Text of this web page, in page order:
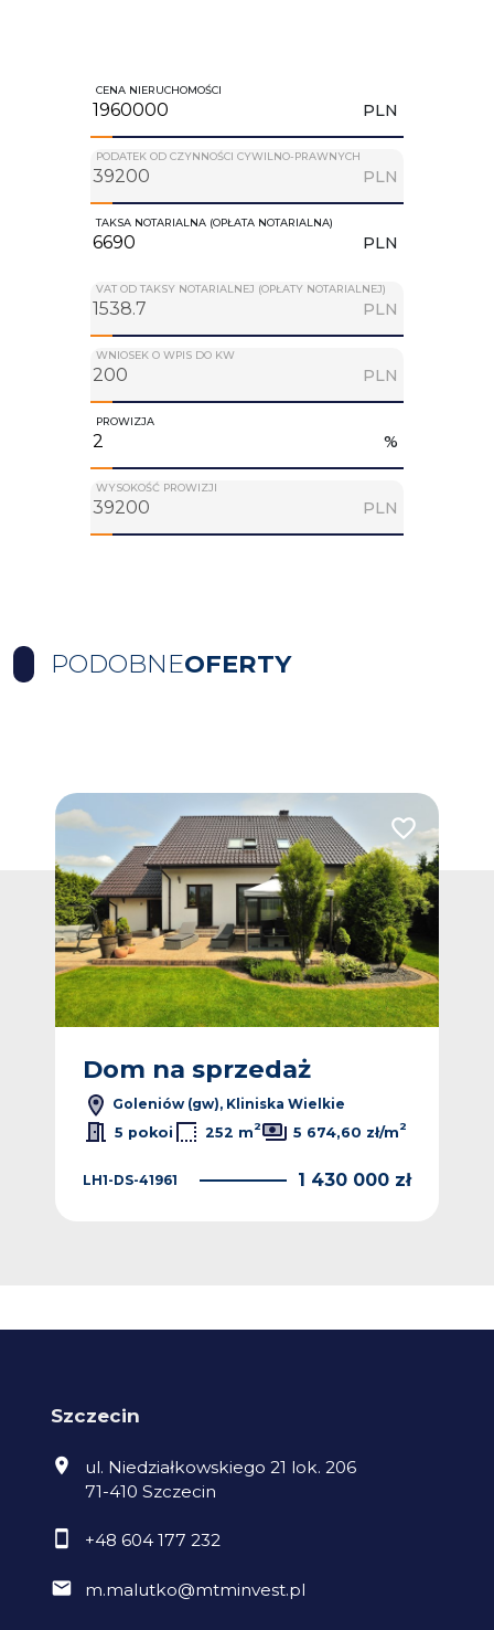
CENA NIERUCHOMOŚCI
PLN
PODATEK OD CZYNNOŚCI CYWILNO-PRAWNYCH
PLN
TAKSA NOTARIALNA (OPŁATA NOTARIALNA)
PLN
VAT OD TAKSY NOTARIALNEJ (OPŁATY NOTARIALNEJ)
PLN
WNIOSEK O WPIS DO KW
PLN
PROWIZJA
%
WYSOKOŚĆ PROWIZJI
PLN
PODOBNEOFERTY
Dodaj do
Dom na sprzedaż
Goleniów (gw), Kliniska Wielkie
5 pokoi
252 m2 5 674,60 zł/m2
LH1-DS-41961 1 430 000 zł
Szczecin
ul. Niedziałkowskiego 21 lok. 206
71-410 Szczecin
+48 604 177 232
m.malutko@mtminvest.pl